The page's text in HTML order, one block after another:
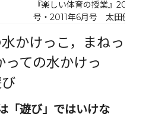
『楽しい体育の授業』2009年
号・2011年6月号 太田健二論
かけっこ，まねっ
っての水かけっ
「遊び」ではいけな